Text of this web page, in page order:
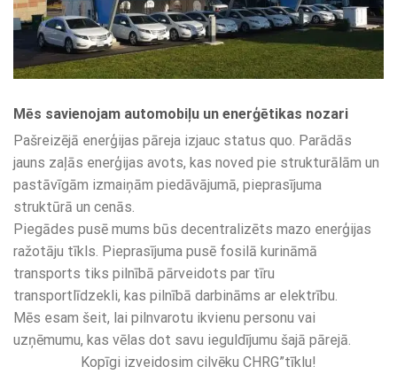
Mēs savienojam automobiļu un enerģētikas nozari
Pašreizējā enerģijas pāreja izjauc status quo. Parādās
jauns zaļās enerģijas avots, kas noved pie strukturālām un
pastāvīgām izmaiņām piedāvājumā, pieprasījuma
struktūrā un cenās.
Piegādes pusē mums būs decentralizēts mazo enerģijas
ražotāju tīkls. Pieprasījuma pusē fosilā kurināmā
transports tiks pilnībā pārveidots par tīru
transportlīdzekli, kas pilnībā darbināms ar elektrību.
Mēs esam šeit, lai pilnvarotu ikvienu personu vai
uzņēmumu, kas vēlas dot savu ieguldījumu šajā pārejā.
Kopīgi izveidosim cilvēku CHRG”tīklu!